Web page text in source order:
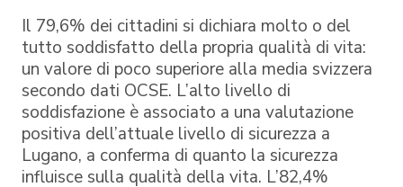
Il 79,6% dei cittadini si dichiara molto o del
tutto soddisfatto della propria qualità di vita:
un valore di poco superiore alla media svizzera
secondo dati OCSE. L’alto livello di
soddisfazione è associato a una valutazione
positiva dell’attuale livello di sicurezza a
Lugano, a conferma di quanto la sicurezza
influisce sulla qualità della vita. L’82,4%